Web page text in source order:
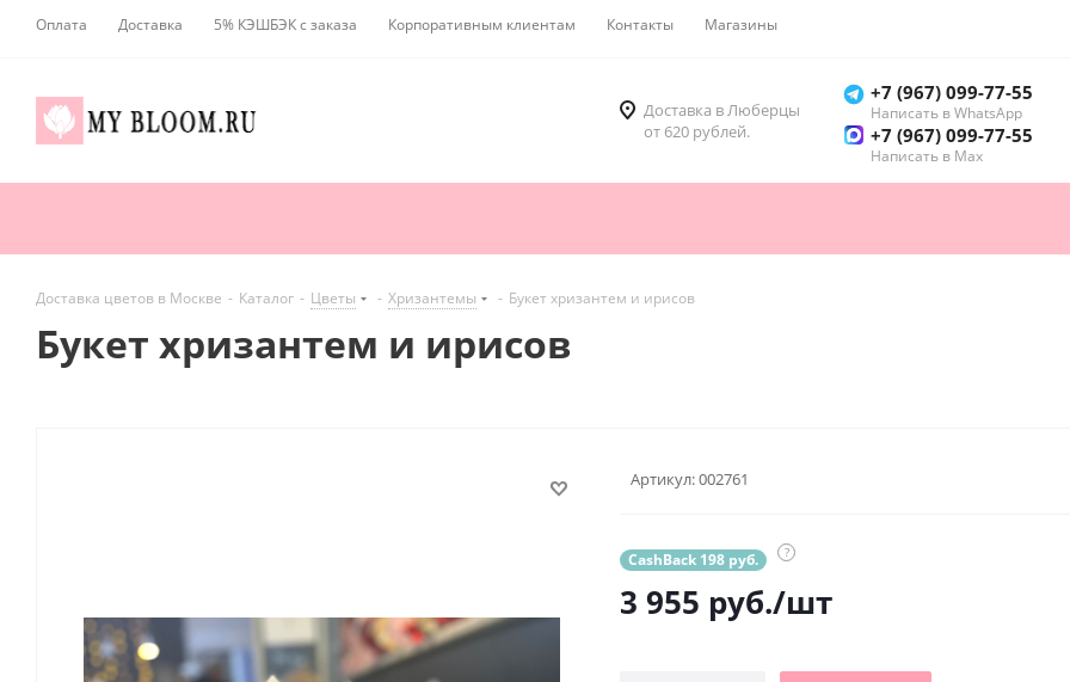
Оплата Доставка 5% КЭШБЭК с заказа Корпоративным клиентам Контакты Магазины
Доставка в Люберцы
от 620 рублей.
+7 (967) 099-77-55
Написать в WhatsApp
+7 (967) 099-77-55
Написать в Мах
Доставка цветов в Москве - Каталог - Цветы - Хризантемы - Букет хризантем и ирисов
Букет хризантем и ирисов
Артикул:002761
CashBack 198 руб. ?
3 955 руб./шт